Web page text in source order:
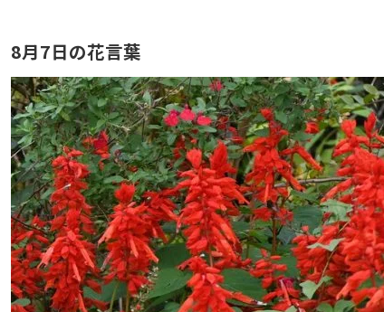
8月7日の花言葉